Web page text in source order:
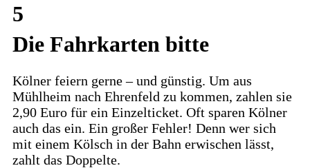
5
Die Fahrkarten bitte
Kölner feiern gerne – und günstig. Um aus
Mühlheim nach Ehrenfeld zu kommen, zahlen sie
2,90 Euro für ein Einzelticket. Oft sparen Kölner
auch das ein. Ein großer Fehler! Denn wer sich
mit einem Kölsch in der Bahn erwischen lässt,
zahlt das Doppelte.